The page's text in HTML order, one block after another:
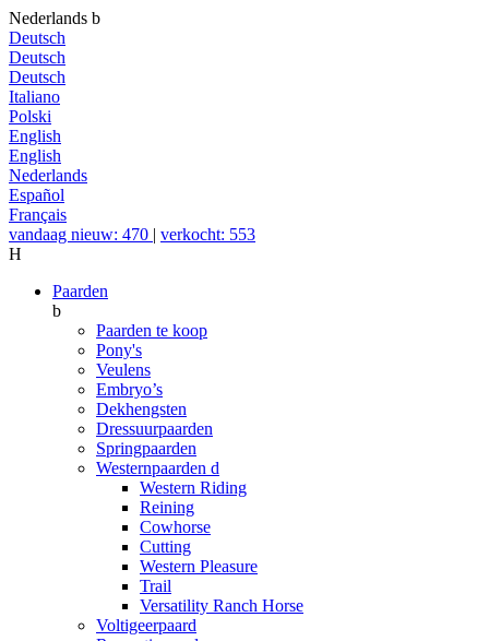
Nederlands b
Deutsch
Deutsch
Deutsch
Italiano
Polski
English
English
Nederlands
Español
Français
vandaag nieuw: 470 | verkocht: 553
H
Paarden
b
Paarden te koop
Pony's
Veulens
Embryo’s
Dekhengsten
Dressuurpaarden
Springpaarden
Westernpaarden d
Western Riding
Reining
Cowhorse
Cutting
Western Pleasure
Trail
Versatility Ranch Horse
Voltigeerpaard